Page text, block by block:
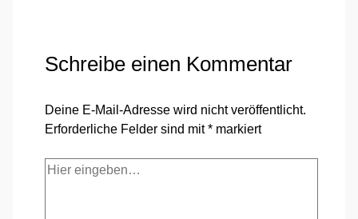
Schreibe einen Kommentar
Deine E-Mail-Adresse wird nicht veröffentlicht.
Erforderliche Felder sind mit* markiert
Hier